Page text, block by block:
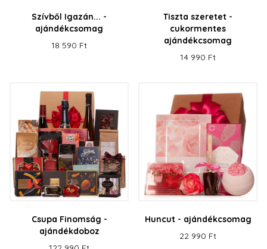
Szívből Igazán... -
ajándékcsomag
18 590 Ft
Tiszta szeretet -
cukormentes
ajándékcsomag
14 990 Ft
Csupa Finomság -
ajándékdoboz
Huncut - ajándékcsomag
22 990 Ft